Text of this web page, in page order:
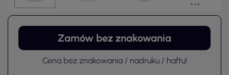
Zamów bez znakowania
Cena bez znakowania / nadruku / haftu!